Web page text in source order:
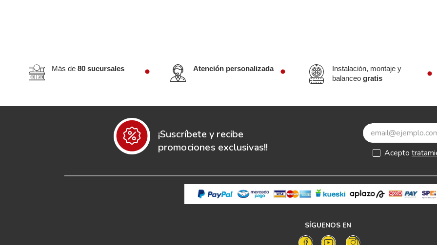
Más de 80 sucursales Atención personalizada
Instalación, montaje y
balanceogratis
¡Suscríbete y recibe
promociones exclusivas!!
Acepto
SÍGUENOS EN